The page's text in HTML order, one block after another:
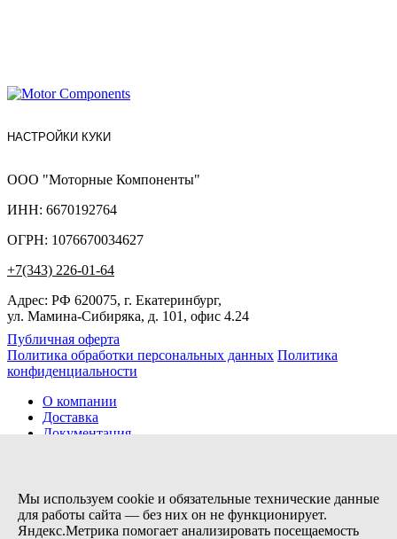
НАСТРОЙКИ КУКИ
ООО "Моторные Компоненты"
ИНН: 6670192764
ОГРН: 1076670034627
+7(343) 226-01-64
Адрес: РФ 620075, г. Екатеринбург,
ул. Мамина-Сибиряка, д. 101, офис 4.24
Публичная оферта
Политика обработки персональных данных Политика
конфиденциальности
О компании
Доставка
Документация
Контакты
Мы используем cookie и обязательные технические данные
для работы сайта — без них он не функционирует.
Яндекс.Метрика помогает анализировать посещаемость